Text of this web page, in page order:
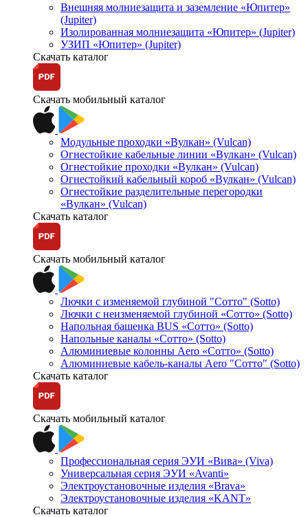
Внешняя молниезащита и заземление «Юпитер»
(Jupiter)
Изолированная молниезащита «Юпитер» (Jupiter)
УЗИП «Юпитер» (Jupiter)
Скачать каталог
Скачать мобильный каталог
Модульные проходки «Вулкан» (Vulcan)
Огнестойкие кабельные линии «Вулкан» (Vulcan)
Огнестойкие проходки «Вулкан» (Vulcan)
Огнестойкий кабельный короб «Вулкан» (Vulcan)
Огнестойкие разделительные перегородки
«Вулкан» (Vulcan)
Скачать каталог
Скачать мобильный каталог
Лючки с изменяемой глубиной "Сотто" (Sotto)
Лючки с неизменяемой глубиной «Сотто» (Sotto)
Напольная башенка BUS «Сотто» (Sotto)
Напольные каналы «Сотто» (Sotto)
Алюминиевые колонны Aero «Сотто» (Sotto)
Алюминиевые кабель-каналы Aero "Сотто" (Sotto)
Скачать каталог
Скачать мобильный каталог
Профессиональная серия ЭУИ «Вива» (Viva)
Универсальная серия ЭУИ «Avanti»
Электроустановочные изделия «Brava»
Электроустановочные изделия «KANT»
Скачать каталог